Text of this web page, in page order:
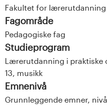
Fakultet for
Fagområde
Pedagogiske fag
Studieprogram
Lærerutdanning i praktiske
13, musikk
Emnenivå
Grunnleggende emner,